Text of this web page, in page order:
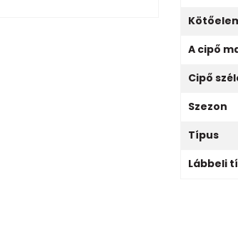
A cipő
Cipő
Szezon
Típus
Lábbeli